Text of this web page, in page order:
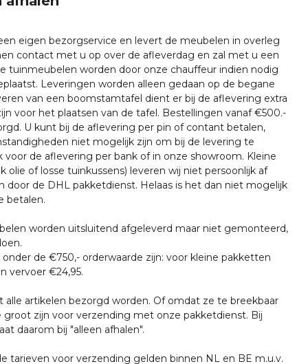
eigen bezorgservice en levert de meubelen in overleg
contact met u op over de afleverdag en zal met u een
tuinmeubelen worden door onze chauffeur indien nodig
Leveringen worden alleen gedaan op de begane
van een boomstamtafel dient er bij de aflevering extra
voor het plaatsen van de tafel. Bestellingen vanaf €500.-
U kunt bij de aflevering per pin of contant betalen,
niet mogelijk zijn om bij de levering te
voor de aflevering per bank of in onze showroom. Kleine
olie of losse tuinkussens) leveren wij niet persoonlijk af
door de DHL pakketdienst. Helaas is het dan niet mogelijk
betalen.
worden uitsluitend afgeleverd maar niet gemonteerd,
de €750,- orderwaarde zijn: voor kleine pakketten
vervoer €24,95.
alle artikelen bezorgd worden. Of omdat ze te breekbaar
zijn voor verzending met onze pakketdienst. Bij
daarom bij "alleen afhalen".
tarieven voor verzending gelden binnen NL en BE m.u.v.